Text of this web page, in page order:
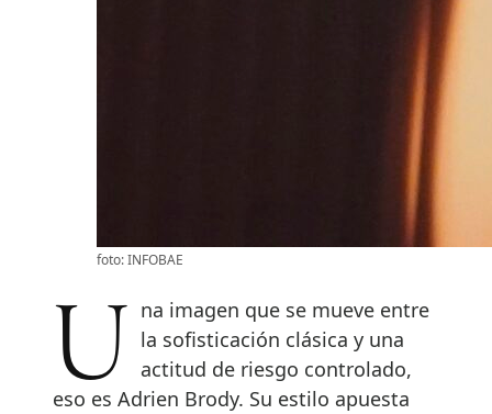
foto: INFOBAE
Una imagen que se mueve entre
la sofisticación clásica y una
actitud de riesgo controlado,
eso es Adrien Brody. Su estilo apuesta